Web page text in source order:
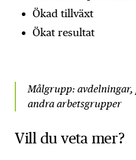
Ökad tillväxt
Ökat resultat
Målgrupp:
andra arbetsgrupper
Vill du veta mer?